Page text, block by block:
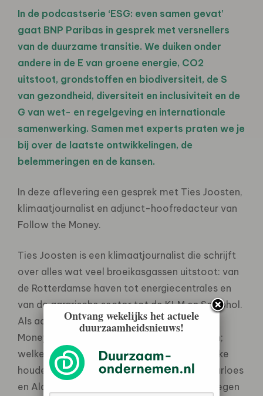
In de podcastserie ‘ESG: even samen gevat’
gaat BNP Paribas in gesprek met versnellers
van de duurzame transitie. We duiken onder
andere in de E van groene energie, CO2
uitstoot, grondstoffen en biodiversiteit, de S
van gezondheid, diversiteit en inclusiviteit en de
G van wet- en regelgeving en internationale
samenwerking. Samen met experts praten we je
bij over de laatste ontwikkelingen, de
belemmeringen en de kansen.
In deze aflevering een gesprek met Ties Joosten,
klimaatjournalist en adjunct-hoofredacteur van
Follow the Money.
Ties Joosten is een klimaatjournalist die schrijft
over alles wat veel broeikasgassen uitstoot: van
de Rotterdamse haven tot energiecentrales en
van de agrarische sector tot de KLM en Schiphol.
Als adjunct-hoofredacteur van Follow The
Money doet hij dat vanuit financiële stromen;
welke versnellen de verduurzaming – en welke
houden die tegen? Een van de vragen die Marloes
en Aldert aan Ties stellen is of duurzaam vliegen
Ontvang wekelijks het actuele
duurzaamheidsnieuws!